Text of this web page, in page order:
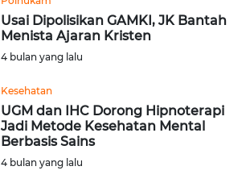
Usai Dipolisikan GAMKI, JK Bantah
Menista Ajaran Kristen
4 bulan yang lalu
Kesehatan
UGM dan IHC Dorong Hipnoterapi
Jadi Metode Kesehatan Mental
Berbasis Sains
4 bulan yang lalu